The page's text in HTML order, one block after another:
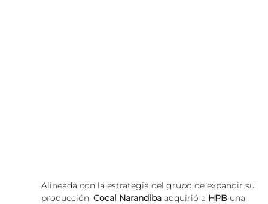
Alineada con la estrategia del grupo de expandir su
producción, Cocal Narandiba adquirió a HPB una